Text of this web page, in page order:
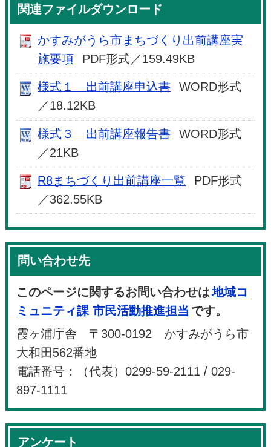
関連ファイルダウンロード
かすみがうら市まちづくり出前講座実
施要項
PDF形式／159.49KB
様式１ 出前講座申込書
WORD形式
／18.12KB
様式３ 出前講座報告書
WORD形式
／21KB
R8まちづくり出前講座一覧
PDF形式
／362.55KB
問い合わせ先
このページに関するお問い合わせは地域コ
ミュニティ課 市民活動推進担当 です。
霞ヶ浦庁舎 〒300-0192 かすみがうら市
大和田562番地
電話番号：（代表）0299-59-2111 / 029-
897-1111
アンケート